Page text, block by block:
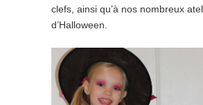
clefs, ainsi qu’à nos nombreux
d’Halloween.